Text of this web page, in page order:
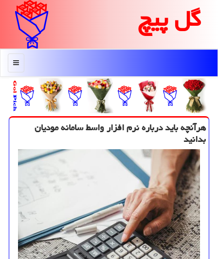
گل پیچ
منو
هرآنچه باید درباره نرم افزار واسط سامانه مودیان
بدانید